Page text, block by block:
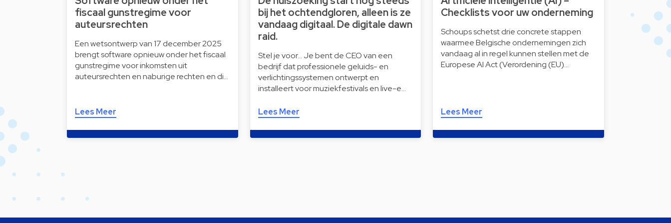
fiscaal gunstregime voor
auteursrechten
Een wetsontwerp van 17 december 2025
brengt software opnieuw onder het fiscaal
gunstregime voor inkomsten uit
auteursrechten en naburige rechten en di…
Lees Meer
bij het ochtendgloren, alleen is ze
vandaag digitaal. De digitale dawn
raid.
Stel je voor… Je bent de CEO van een
bedrijf dat professionele geluids- en
verlichtingssystemen ontwerpt en
installeert voor muziekfestivals en live-e…
Lees Meer
Checklists voor uw onderneming
Schoups schetst drie concrete stappen
waarmee Belgische ondernemingen zich
vandaag al in regel kunnen stellen met de
Europese AI Act (Verordening (EU)…
Lees Meer